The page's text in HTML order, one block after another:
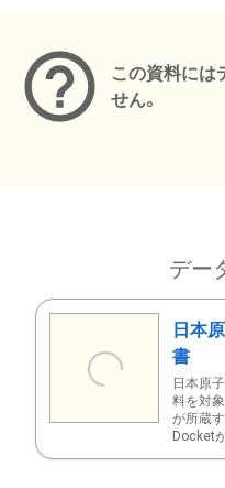
この資料には
せん。
デー
日本
書
日本原
料を対
が所蔵す
Docket